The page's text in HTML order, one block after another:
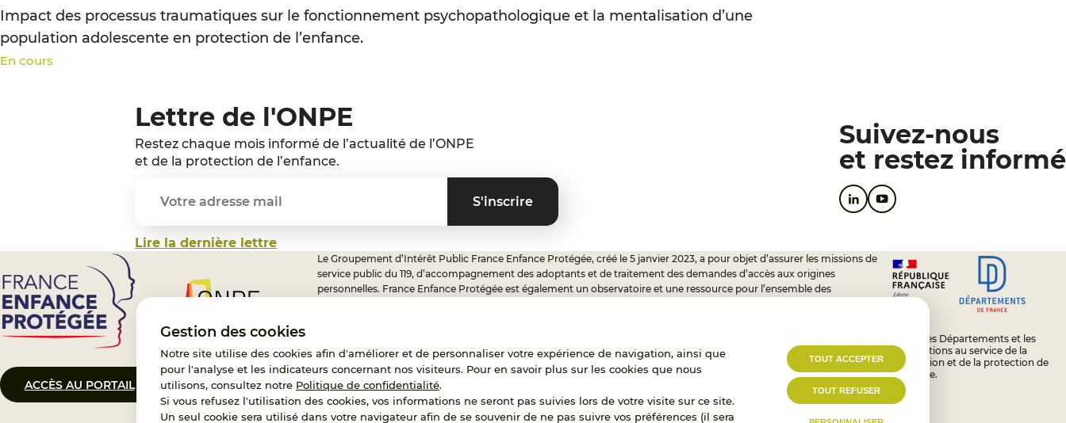
Gestion des cookies
Notre site utilise des cookies afin d'améliorer et de personnaliser votre expérience de navigation, ainsi que
pour l'analyse et les indicateurs concernant nos visiteurs. Pour en savoir plus sur les cookies que nous
utilisons, consultez notre Politique de confidentialité.
Si vous refusez l'utilisation des cookies, vos informations ne seront pas suivies lors de votre visite sur ce site.
Un seul cookie sera utilisé dans votre navigateur afin de se souvenir de ne pas suivre vos préférences (il sera
TOUT ACCEPTER
TOUT REFUSER
Impact des processus traumatiques sur le fonctionnement psychopathologique et la mentalisation d’une
population adolescente en protection de l’enfance.
En cours
Lettre de l'ONPE
Restez chaque mois informé de l’actualité de l’ONPE
et de la protection de l’enfance.
Lire la dernière lettre
Suivez-nous
et restez informé
ACCÈS AU PORTAIL CONTACT
Le Groupement d’Intérêt Public France Enfance Protégée, créé le 5 janvier 2023, a pour objet d’assurer les missions de
service public du 119, d’accompagnement des adoptants et de traitement des demandes d’accès aux origines
personnelles. France Enfance Protégée est également un observatoire et une ressource pour l’ensemble des
RECRUTEMENT
L’État, les Départements et les
Associations au service de la
prévention et de la protection de
l’enfance.